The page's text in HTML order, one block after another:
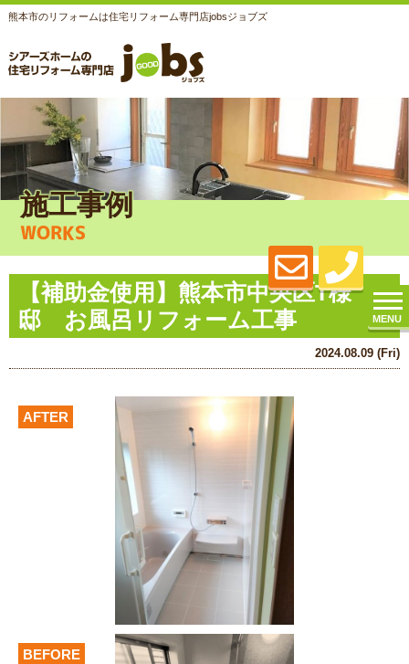
熊本市のリフォームは住宅リフォーム専門店jobsジョブズ
MENU
施工事例
WORKS
【補助金使用】熊本市中央区T様
邸 お風呂リフォーム工事
2024.08.09 (Fri)
AFTER
BEFORE